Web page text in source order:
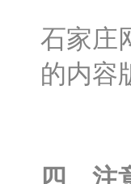
石家庄
的内容